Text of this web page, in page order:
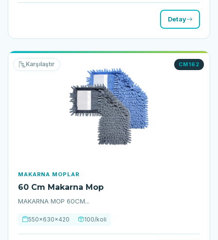
Detay
CM162
Karşılaştır
MAKARNA MOPLAR
60 Cm Makarna Mop
MAKARNA MOP 60CM...
550x630x420 100/koli